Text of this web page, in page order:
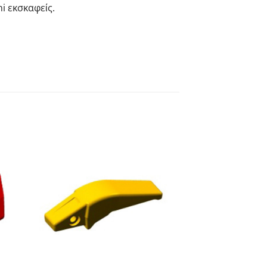
εκσκαφείς.